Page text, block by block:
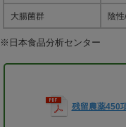
大腸菌群 陰
※日本食品分析センター
残留農薬450